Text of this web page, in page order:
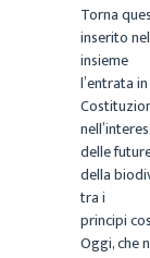
Torna
inserito
insieme
l’entrata
delle
della
tra i
principi
Oggi, che